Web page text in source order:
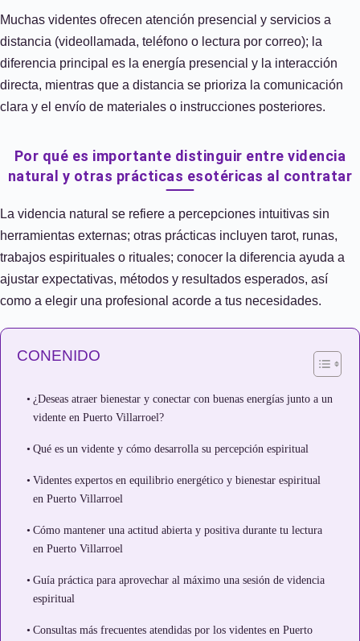
Muchas videntes ofrecen atención presencial y servicios a
distancia (videollamada, teléfono o lectura por correo); la
diferencia principal es la energía presencial y la interacción
directa, mientras que a distancia se prioriza la comunicación
clara y el envío de materiales o instrucciones posteriores.
Por qué es importante distinguir entre videncia
natural y otras prácticas esotéricas al contratar
La videncia natural se refiere a percepciones intuitivas sin
herramientas externas; otras prácticas incluyen tarot, runas,
trabajos espirituales o rituales; conocer la diferencia ayuda a
ajustar expectativas, métodos y resultados esperados, así
como a elegir una profesional acorde a tus necesidades.
CONENIDO
¿Deseas atraer bienestar y conectar con buenas energías junto a un
vidente en Puerto Villarroel?
Qué es un vidente y cómo desarrolla su percepción espiritual
Videntes expertos en equilibrio energético y bienestar espiritual
en Puerto Villarroel
Cómo mantener una actitud abierta y positiva durante tu lectura
en Puerto Villarroel
Guía práctica para aprovechar al máximo una sesión de videncia
espiritual
Consultas más frecuentes atendidas por los videntes en Puerto